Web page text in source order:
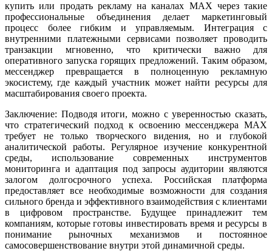
купить или продать рекламу на каналах MAX через такие
профессиональные объединения делает маркетинговый
процесс более гибким и управляемым. Интеграция с
внутренними платежными сервисами позволяет проводить
транзакции мгновенно, что критически важно для
оперативного запуска горящих предложений. Таким образом,
мессенджер превращается в полноценную рекламную
экосистему, где каждый участник может найти ресурсы для
масштабирования своего проекта.
Заключение: Подводя итоги, можно с уверенностью сказать,
что стратегический подход к освоению мессенджера MAX
требует не только творческого видения, но и глубокой
аналитической работы. Регулярное изучение конкурентной
среды, использование современных инструментов
мониторинга и адаптация под запросы аудитории являются
залогом долгосрочного успеха. Российская платформа
предоставляет все необходимые возможности для создания
сильного бренда и эффективного взаимодействия с клиентами
в цифровом пространстве. Будущее принадлежит тем
компаниям, которые готовы инвестировать время и ресурсы в
понимание рыночных механизмов и постоянное
самосовершенствование внутри этой динамичной среды.